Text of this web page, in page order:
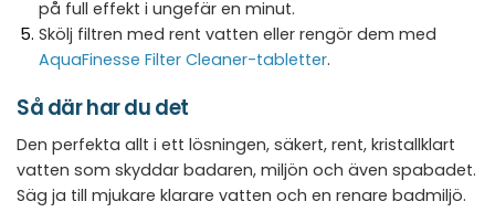
på full effekt i ungefär en minut.
Skölj filtren med rent vatten eller rengör dem med
AquaFinesse Filter Cleaner-tabletter.
Så där har du det
Den perfekta allt i ett lösningen, säkert, rent, kristallklart
vatten som skyddar badaren, miljön och även spabadet.
Säg ja till mjukare klarare vatten och en renare badmiljö.